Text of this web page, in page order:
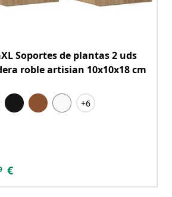
Soportes de plantas 2 uds
roble artisian 10x10x18 cm
+6
€